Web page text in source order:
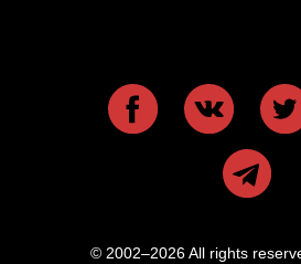
© 2002–2026 All rights